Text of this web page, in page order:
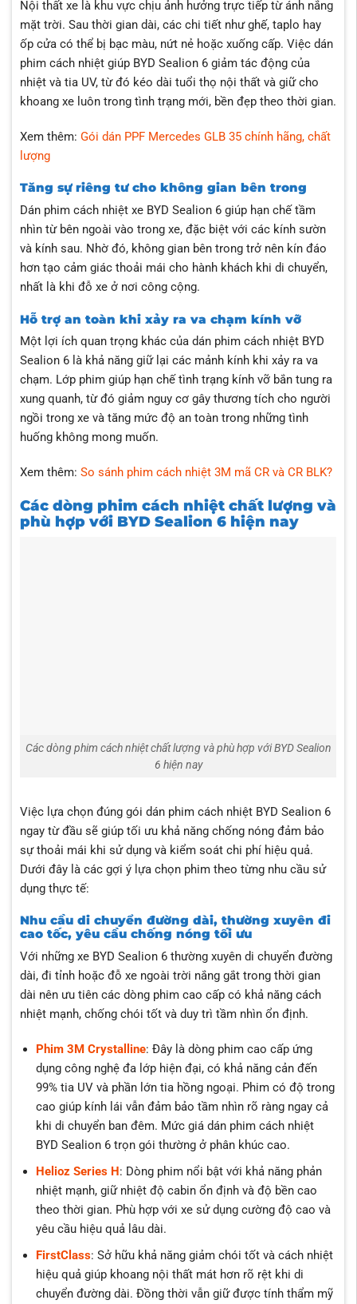
Nội thất xe là khu vực chịu ảnh hưởng trực tiếp từ ánh nắng
mặt trời. Sau thời gian dài, các chi tiết như ghế, taplo hay
ốp cửa có thể bị bạc màu, nứt nẻ hoặc xuống cấp. Việc dán
phim cách nhiệt giúp BYD Sealion 6 giảm tác động của
nhiệt và tia UV, từ đó kéo dài tuổi thọ nội thất và giữ cho
khoang xe luôn trong tình trạng mới, bền đẹp theo thời gian.
Xem thêm: Gói dán PPF Mercedes GLB 35 chính hãng, chất
lượng
Tăng sự riêng tư cho không gian bên trong
Dán phim cách nhiệt xe BYD Sealion 6 giúp hạn chế tầm
nhìn từ bên ngoài vào trong xe, đặc biệt với các kính sườn
và kính sau. Nhờ đó, không gian bên trong trở nên kín đáo
hơn tạo cảm giác thoải mái cho hành khách khi di chuyển,
nhất là khi đỗ xe ở nơi công cộng.
Hỗ trợ an toàn khi xảy ra va chạm kính vỡ
Một lợi ích quan trọng khác của dán phim cách nhiệt BYD
Sealion 6 là khả năng giữ lại các mảnh kính khi xảy ra va
chạm. Lớp phim giúp hạn chế tình trạng kính vỡ bắn tung ra
xung quanh, từ đó giảm nguy cơ gây thương tích cho người
ngồi trong xe và tăng mức độ an toàn trong những tình
huống không mong muốn.
Xem thêm: So sánh phim cách nhiệt 3M mã CR và CR BLK?
Các dòng phim cách nhiệt chất lượng và
phù hợp với BYD Sealion 6 hiện nay
Các dòng phim cách nhiệt chất lượng và phù hợp với BYD Sealion
6 hiện nay
Việc lựa chọn đúng gói dán phim cách nhiệt BYD Sealion 6
ngay từ đầu sẽ giúp tối ưu khả năng chống nóng đảm bảo
sự thoải mái khi sử dụng và kiểm soát chi phí hiệu quả.
Dưới đây là các gợi ý lựa chọn phim theo từng nhu cầu sử
dụng thực tế:
Nhu cầu di chuyển đường dài, thường xuyên đi
cao tốc, yêu cầu chống nóng tối ưu
Với những xe BYD Sealion 6 thường xuyên di chuyển đường
dài, đi tỉnh hoặc đỗ xe ngoài trời nắng gắt trong thời gian
dài nên ưu tiên các dòng phim cao cấp có khả năng cách
nhiệt mạnh, chống chói tốt và duy trì tầm nhìn ổn định.
Phim 3M Crystalline: Đây là dòng phim cao cấp ứng
dụng công nghệ đa lớp hiện đại, có khả năng cản đến
99% tia UV và phần lớn tia hồng ngoại. Phim có độ trong
cao giúp kính lái vẫn đảm bảo tầm nhìn rõ ràng ngay cả
khi di chuyển ban đêm. Mức giá dán phim cách nhiệt
BYD Sealion 6 trọn gói thường ở phân khúc cao.
Helioz Series H: Dòng phim nổi bật với khả năng phản
nhiệt mạnh, giữ nhiệt độ cabin ổn định và độ bền cao
theo thời gian. Phù hợp với xe sử dụng cường độ cao và
yêu cầu hiệu quả lâu dài.
FirstClass: Sở hữu khả năng giảm chói tốt và cách nhiệt
hiệu quả giúp khoang nội thất mát hơn rõ rệt khi di
chuyển đường dài. Đồng thời vẫn giữ được tính thẩm mỹ